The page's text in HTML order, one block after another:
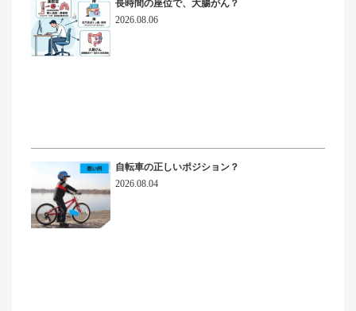
長時間の座位で、大腸がん？
2026.08.06
自転車の正しいポジション？
2026.08.04